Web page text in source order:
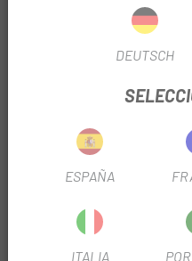
OPINIONES
DEUTSCH
ESPAÑA
ITALIA